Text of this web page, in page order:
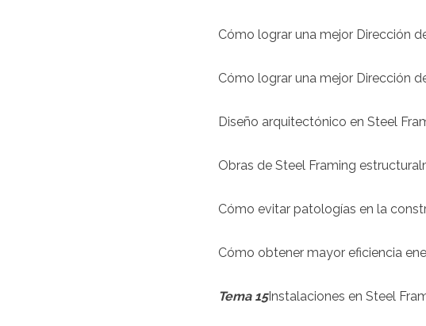
Cómo lograr una mejor Dirección
Cómo lograr una mejor Dirección
Diseño arquitectónico en Steel
Obras de Steel Framing
Cómo evitar patologías en la
Cómo obtener mayor eficiencia
Tema 15Instalaciones en Steel